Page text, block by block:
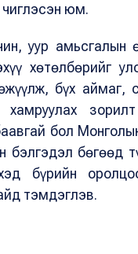
юм.
уур амьсгалын
хөтөлбөрийг
бүх аймаг,
хамруулах
бол
бэлгэдэл бөгөөд
бүрийн
тэмдэглэв.